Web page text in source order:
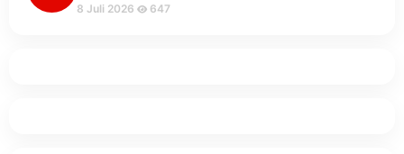
8 Juli 2026 647